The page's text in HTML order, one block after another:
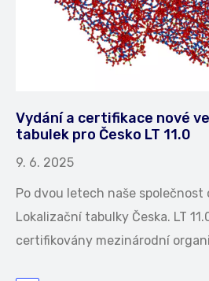
Vydání a certifikace nové
tabulek pro Česko LT 11.0
9. 6. 2025
Po dvou letech naše společnost
Lokalizační tabulky Česka. LT
certifikovány mezinárodní